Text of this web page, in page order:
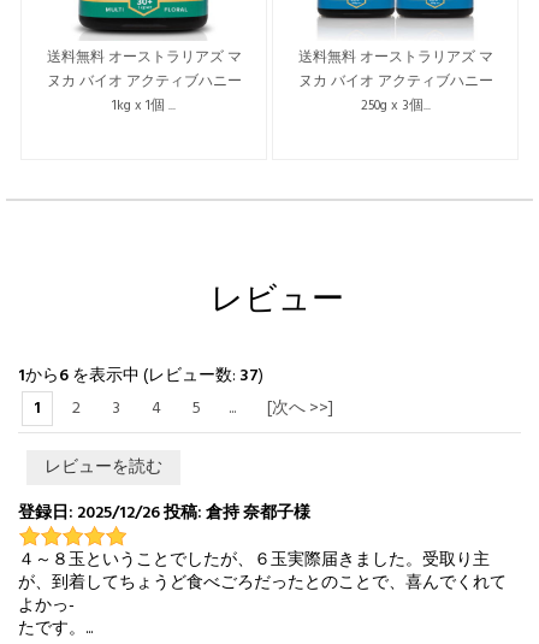
送料無料 オーストラリアズ マ
ヌカ バイオ アクティブハニー
1kg x 1個 ...
送料無料 オーストラリアズ マ
ヌカ バイオ アクティブハニー
250g x 3個...
レビュー
1から6を表示中 (レビュー数: 37)
1
2 3 4 5 ... [次へ >>]
レビューを読む
登録日: 2025/12/26 投稿: 倉持 奈都子様
４～８玉ということでしたが、６玉実際届きました。受取り主
が、到着してちょうど食べごろだったとのことで、喜んでくれて
よかっ-
たです。...